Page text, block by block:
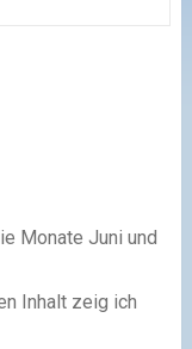
Monate Juni und
Inhalt zeig ich